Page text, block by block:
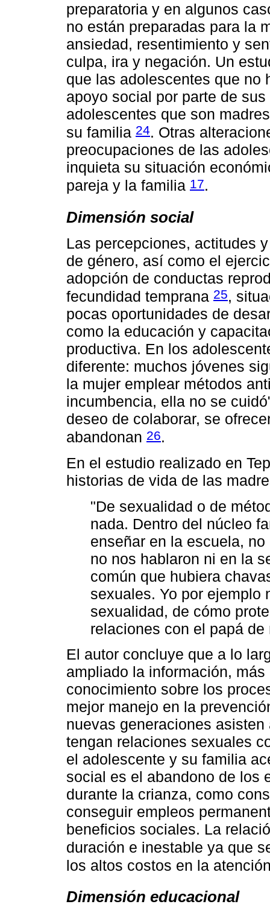
preparatoria y en algunos
no están preparadas para la
ansiedad, resentimiento y
culpa, ira y negación. Un
que las adolescentes que no
apoyo social por parte de
adolescentes que son
su familia 24. Otras
preocupaciones de las
inquieta su situación
pareja y la familia 17.
Dimensión social
Las percepciones, actitudes
de género, así como el
adopción de conductas
fecundidad temprana 25,
pocas oportunidades de
como la educación y
productiva. En los
diferente: muchos jóvenes
la mujer emplear métodos
incumbencia, ella no se
deseo de colaborar, se
abandonan 26.
En el estudio realizado en
historias de vida de las
"De sexualidad o de
nada. Dentro del núcleo
enseñar en la escuela,
no nos hablaron ni en la
común que hubiera
sexuales. Yo por ejemplo
sexualidad, de cómo
relaciones con el papá
El autor concluye que a lo
ampliado la información,
conocimiento sobre los
mejor manejo en la
nuevas generaciones
tengan relaciones sexuales
el adolescente y su familia
social es el abandono de los
durante la crianza, como
conseguir empleos
beneficios sociales. La
duración e inestable ya que
los altos costos en la
Dimensión educacional